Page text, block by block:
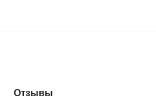
Отзывы